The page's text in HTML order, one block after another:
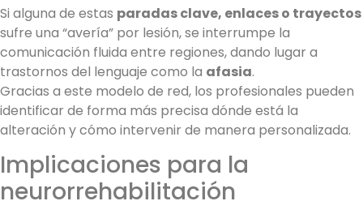
Si alguna de estas paradas clave, enlaces o trayectos
sufre una “avería” por lesión, se interrumpe la
comunicación fluida entre regiones, dando lugar a
trastornos del lenguaje como la afasia.
Gracias a este modelo de red, los profesionales pueden
identificar de forma más precisa dónde está la
alteración y cómo intervenir de manera personalizada.
Implicaciones para la
neurorrehabilitación